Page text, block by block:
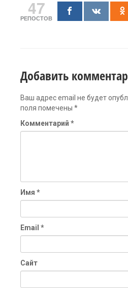
47
РЕПОСТОВ
Добавить
Ваш адрес email не будет
поля помечены *
Комментарий *
Имя *
Email *
Сайт